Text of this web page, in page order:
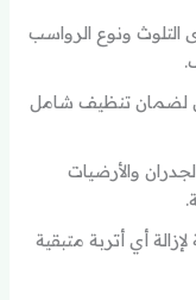
ونوع الرواسب
لضمان تنظيف شامل
والأرضيات
أي أتربة متبقية